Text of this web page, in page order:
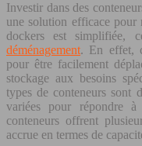
Investir dans des
une solution efficace pour
dockers est
déménagement. En effet,
pour être facilement
stockage aux besoins
types de conteneurs sont
variées pour répondre
conteneurs offrent
accrue en termes de